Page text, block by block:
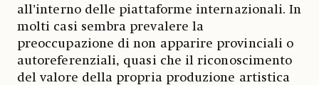
all’interno delle piattaforme internazionali. In
molti casi sembra prevalere la
preoccupazione di non apparire provinciali o
autoreferenziali, quasi che il riconoscimento
del valore della propria produzione artistica